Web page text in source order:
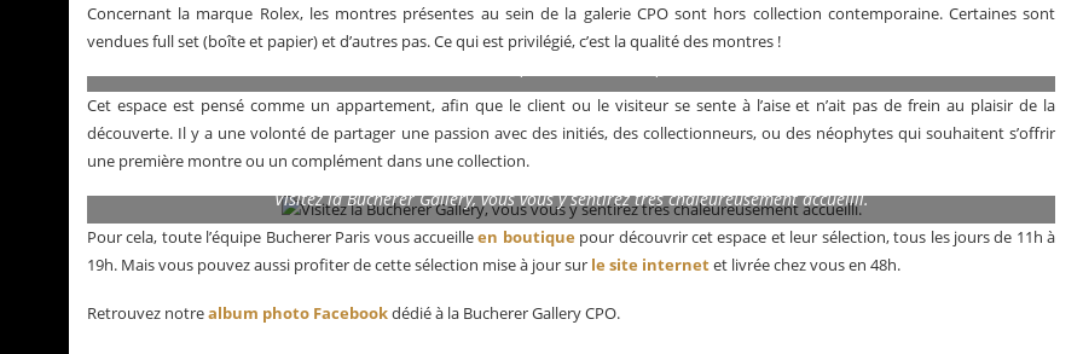
Concernant la marque Rolex, les montres présentes au sein de la galerie CPO sont hors collection contemporaine. Certaines sont
vendues full set (boîte et papier) et d’autres pas. Ce qui est privilégié, c’est la qualité des montres !
Cet espace est pensé comme un appartement, afin que le client ou le visiteur se sente à l’aise et n’ait pas de frein au plaisir de la
découverte. Il y a une volonté de partager une passion avec des initiés, des collectionneurs, ou des néophytes qui souhaitent s’offrir
une première montre ou un complément dans une collection.
Visitez la Bucherer Gallery, vous vous y sentirez très chaleureusement accueilli.
Pour cela, toute l’équipe Bucherer Paris vous accueilleen boutique pour découvrir cet espace et leur sélection, tous les jours de 11h à
19h. Mais vous pouvez aussi profiter de cette sélection mise à jour sur le site internetet livrée chez vous en 48h.
Retrouvez notrealbum photo Facebookdédié à la Bucherer Gallery CPO.